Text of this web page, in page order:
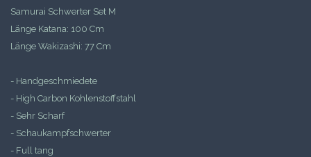
Samurai Schwerter Set M
Länge Katana: 100 Cm
Länge Wakizashi: 77 Cm
- Handgeschmiedete
- High Carbon Kohlenstoffstahl
- Sehr Scharf
- Schaukampfschwerter
- Full tang